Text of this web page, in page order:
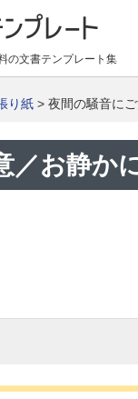
の文書テンプレート集
り紙 > 夜間の騒音に
／お静か